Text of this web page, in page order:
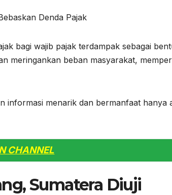
bagi wajib pajak terdampak sebagai
meringankan beban masyarakat,
informasi menarik dan bermanfaat hanya
CHANNEL
Sumatera Diuji